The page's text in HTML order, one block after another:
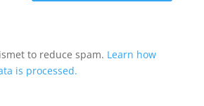
to reduce spam. Learn how
is processed.